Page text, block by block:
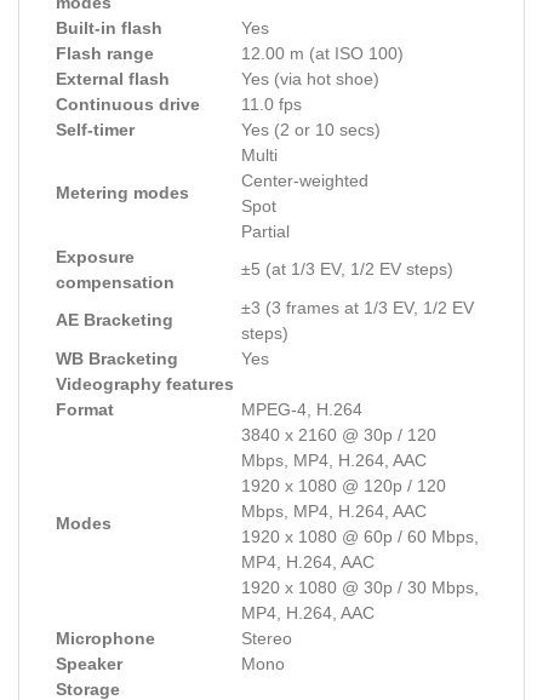
Built-in flash
Yes
Flash range
12.00 m (at ISO 100)
External flash
Yes (via hot shoe)
Continuous drive
11.0 fps
Self-timer
Yes (2 or 10 secs)
Metering modes
Multi
Center-weighted
Spot
Partial
Exposure
compensation
±5 (at 1/3 EV, 1/2 EV steps)
AE Bracketing
±3 (3 frames at 1/3 EV, 1/2 EV
steps)
WB Bracketing
Yes
Videography features
Format
MPEG-4, H.264
Modes
3840 x 2160 @ 30p / 120
Mbps, MP4, H.264, AAC
1920 x 1080 @ 120p / 120
Mbps, MP4, H.264, AAC
1920 x 1080 @ 60p / 60 Mbps,
MP4, H.264, AAC
1920 x 1080 @ 30p / 30 Mbps,
MP4, H.264, AAC
Microphone
Stereo
Speaker
Mono
Storage